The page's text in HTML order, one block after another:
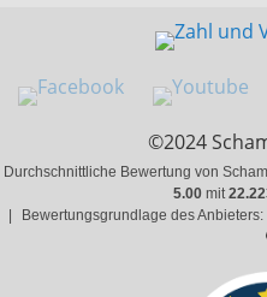
©2024
Durchschnittliche Bewertung von
5.00 mit
Bewertungsgrundlage des